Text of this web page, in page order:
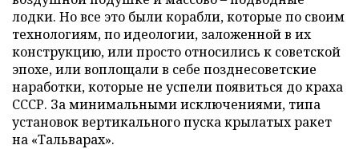
лодки. Но все это были корабли, которые по своим
технологиям, по идеологии, заложенной в их
конструкцию, или просто относились к советской
эпохе, или воплощали в себе позднесоветские
наработки, которые не успели появиться до краха
СССР. За минимальными исключениями, типа
установок вертикального пуска крылатых ракет
на «Тальварах».